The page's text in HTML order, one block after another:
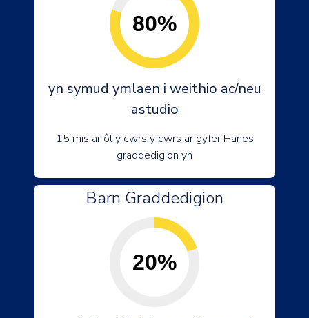
80%
yn symud ymlaen i weithio ac/neu
astudio
15 mis ar ôl y cwrs y cwrs ar gyfer Hanes
graddedigion yn
Barn Graddedigion
20%